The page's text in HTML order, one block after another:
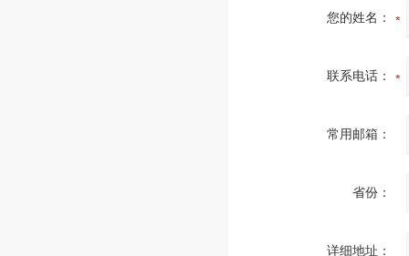
您的姓名：
联系电话：
常用邮箱：
省份：
详细地址：